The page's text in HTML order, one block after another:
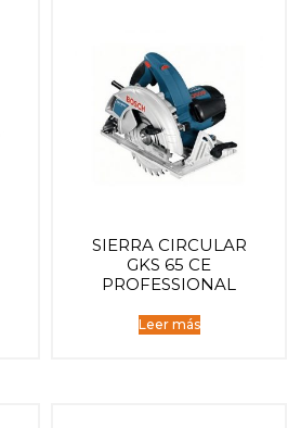
SIERRA CIRCULAR
GKS 65 CE
PROFESSIONAL
Leer más